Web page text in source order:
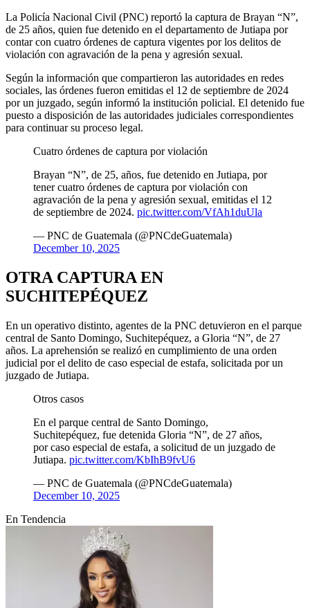
La Policía Nacional Civil (PNC) reportó la captura de Brayan “N”,
de 25 años, quien fue detenido en el departamento de Jutiapa por
contar con cuatro órdenes de captura vigentes por los delitos de
violación con agravación de la pena y agresión sexual.
Según la información que compartieron las autoridades en redes
sociales, las órdenes fueron emitidas el 12 de septiembre de 2024
por un juzgado, según informó la institución policial. El detenido fue
puesto a disposición de las autoridades judiciales correspondientes
para continuar su proceso legal.
Cuatro órdenes de captura por violación
Brayan “N”, de 25, años, fue detenido en Jutiapa, por
tener cuatro órdenes de captura por violación con
agravación de la pena y agresión sexual, emitidas el 12
de septiembre de 2024. pic.twitter.com/VfAh1duUla
— PNC de Guatemala (@PNCdeGuatemala)
December 10, 2025
OTRA CAPTURA EN
SUCHITEPÉQUEZ
En un operativo distinto, agentes de la PNC detuvieron en el parque
central de Santo Domingo, Suchitepéquez, a Gloria “N”, de 27
años. La aprehensión se realizó en cumplimiento de una orden
judicial por el delito de caso especial de estafa, solicitada por un
juzgado de Jutiapa.
Otros casos
En el parque central de Santo Domingo,
Suchitepéquez, fue detenida Gloria “N”, de 27 años,
por caso especial de estafa, a solicitud de un juzgado de
Jutiapa. pic.twitter.com/KbIhB9fvU6
— PNC de Guatemala (@PNCdeGuatemala)
December 10, 2025
En Tendencia